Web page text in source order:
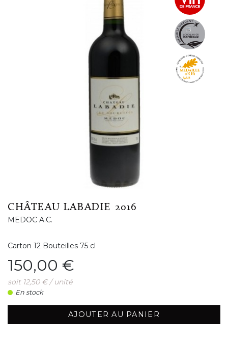
CHÂTEAU LABADIE 2016
MEDOC A.C.
Carton 12 Bouteilles 75 cl
Prix
150,00 €
soit 12,50 € / unité
En stock
AJOUTER AU PANIER